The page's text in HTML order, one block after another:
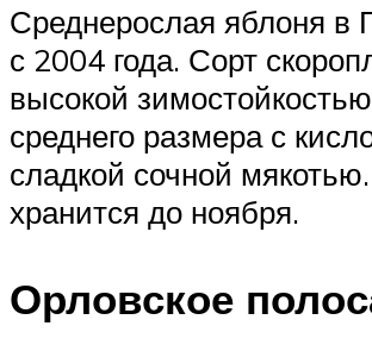
Среднерослая яблоня в
с 2004 года. Сорт
высокой
среднего размера с
сладкой сочной
хранится до ноября.
Орловское